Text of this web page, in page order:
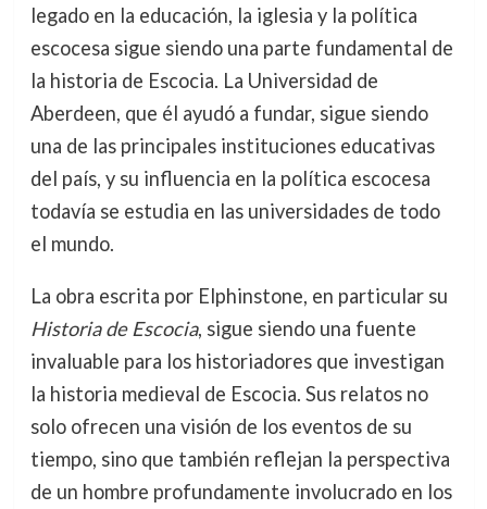
legado en la educación, la iglesia y la política
escocesa sigue siendo una parte fundamental de
la historia de Escocia. La Universidad de
Aberdeen, que él ayudó a fundar, sigue siendo
una de las principales instituciones educativas
del país, y su influencia en la política escocesa
todavía se estudia en las universidades de todo
el mundo.
La obra escrita por Elphinstone, en particular su
Historia de Escocia, sigue siendo una fuente
invaluable para los historiadores que investigan
la historia medieval de Escocia. Sus relatos no
solo ofrecen una visión de los eventos de su
tiempo, sino que también reflejan la perspectiva
de un hombre profundamente involucrado en los